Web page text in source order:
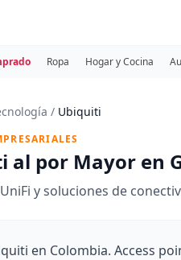
Ropa Hogar y Cocina
/ Ubiquiti
al por Mayor en
UniFi y soluciones de
en Colombia. Access